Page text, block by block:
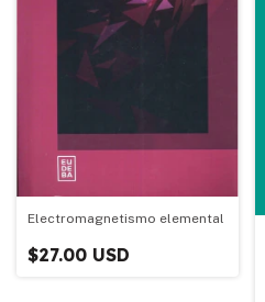
Electromagnetismo elemental
$27.00 USD